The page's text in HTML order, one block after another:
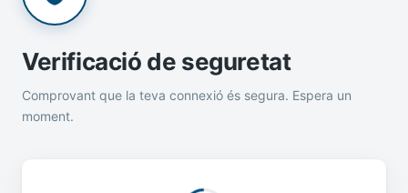
Verificació de seguretat
Comprovant que la teva connexió és segura. Espera un
moment.